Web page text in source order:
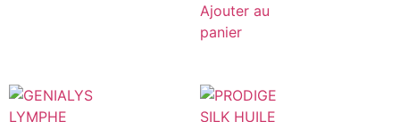
Ajouter au
panier